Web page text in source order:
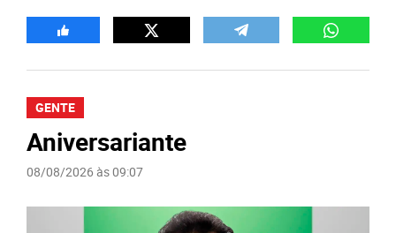
GENTE
Aniversariante
08/08/2026 às 09:07